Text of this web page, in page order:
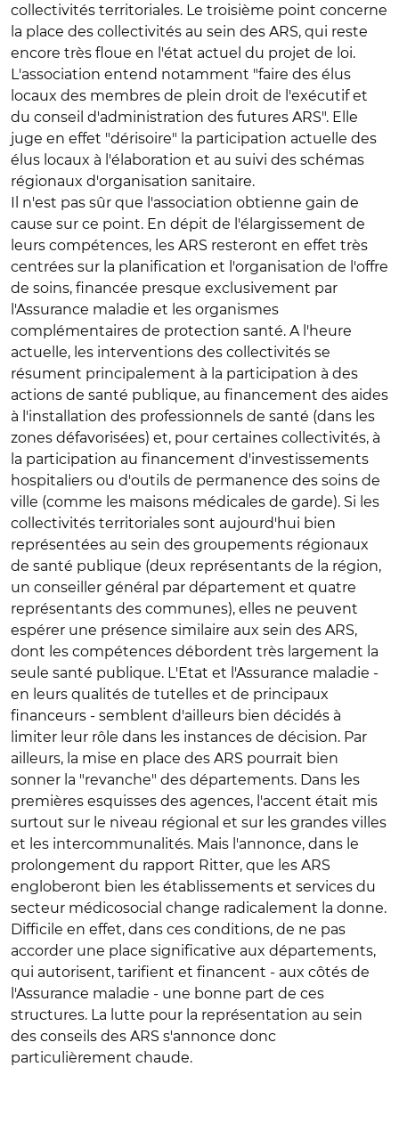
collectivités territoriales. Le troisième point concerne
la place des collectivités au sein des ARS, qui reste
encore très floue en l'état actuel du projet de loi.
L'association entend notamment "faire des élus
locaux des membres de plein droit de l'exécutif et
du conseil d'administration des futures ARS". Elle
juge en effet "dérisoire" la participation actuelle des
élus locaux à l'élaboration et au suivi des schémas
régionaux d'organisation sanitaire.
Il n'est pas sûr que l'association obtienne gain de
cause sur ce point. En dépit de l'élargissement de
leurs compétences, les ARS resteront en effet très
centrées sur la planification et l'organisation de l'offre
de soins, financée presque exclusivement par
l'Assurance maladie et les organismes
complémentaires de protection santé. A l'heure
actuelle, les interventions des collectivités se
résument principalement à la participation à des
actions de santé publique, au financement des aides
à l'installation des professionnels de santé (dans les
zones défavorisées) et, pour certaines collectivités, à
la participation au financement d'investissements
hospitaliers ou d'outils de permanence des soins de
ville (comme les maisons médicales de garde). Si les
collectivités territoriales sont aujourd'hui bien
représentées au sein des groupements régionaux
de santé publique (deux représentants de la région,
un conseiller général par département et quatre
représentants des communes), elles ne peuvent
espérer une présence similaire aux sein des ARS,
dont les compétences débordent très largement la
seule santé publique. L'Etat et l'Assurance maladie -
en leurs qualités de tutelles et de principaux
financeurs - semblent d'ailleurs bien décidés à
limiter leur rôle dans les instances de décision. Par
ailleurs, la mise en place des ARS pourrait bien
sonner la "revanche" des départements. Dans les
premières esquisses des agences, l'accent était mis
surtout sur le niveau régional et sur les grandes villes
et les intercommunalités. Mais l'annonce, dans le
prolongement du rapport Ritter, que les ARS
engloberont bien les établissements et services du
secteur médicosocial change radicalement la donne.
Difficile en effet, dans ces conditions, de ne pas
accorder une place significative aux départements,
qui autorisent, tarifient et financent - aux côtés de
l'Assurance maladie - une bonne part de ces
structures. La lutte pour la représentation au sein
des conseils des ARS s'annonce donc
particulièrement chaude.